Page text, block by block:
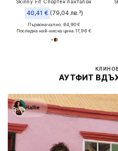
Skinny Fit Спортен панталон
40,41 € (79,04 лв.³)
Първоначално: 64,90 €
Последна най-ниска цена:17,96 €
АУТФИТ
Hallie